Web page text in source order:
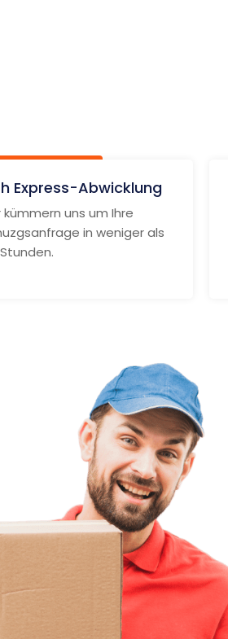
Express-Abwicklung
kümmern uns um Ihre
in weniger als